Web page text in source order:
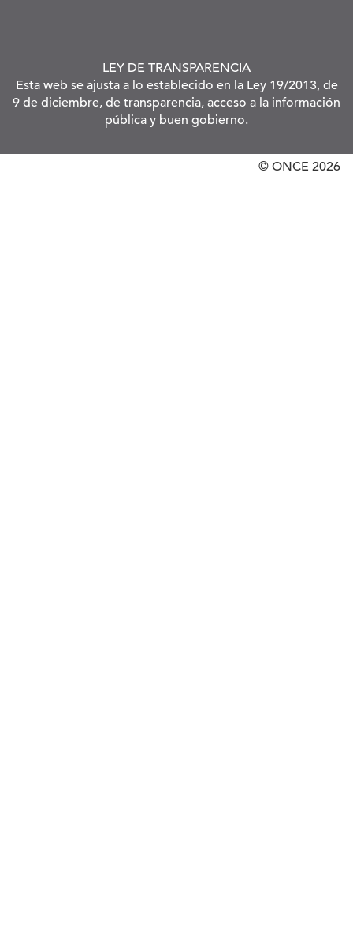
LEY DE TRANSPARENCIA
Esta web se ajusta a lo establecido en la Ley 19/2013, de
9 de diciembre, de transparencia, acceso a la información
pública y buen gobierno.
© ONCE 2026